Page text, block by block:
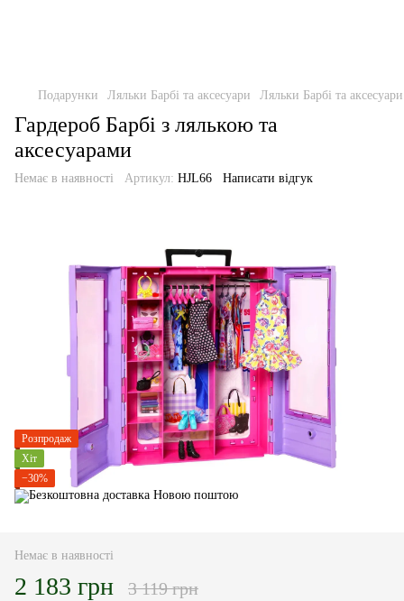
Подарунки Ляльки Барбі та аксесуари Ляльки Барбі та
Гардероб Барбі з лялькою та
аксесуарами
Немає в наявності Артикул: HJL66 Написати відгук
Розпродаж
Хіт
−30%
Немає в наявності
2 183 грн 3 119 грн